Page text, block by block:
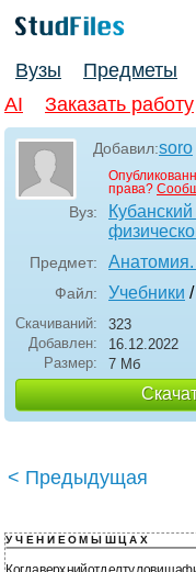
Вузы Предметы
AI
Заказать работу
Добавил:soro
права?
Вуз:
Предмет: Анатомия.
Файл: Учебники
Скачиваний:
323
Добавлен:
16.12.2022
Размер:
7 Мб
< Предыдущая
У Ч Е Н И Е О М Ы Ш Ц А Х